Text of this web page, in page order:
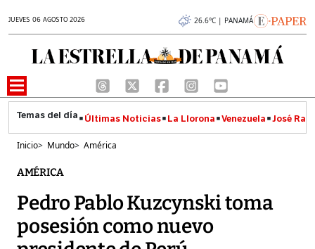
JUEVES 06 AGOSTO 2026 26.6°C | PANAMÁ
Últimas Noticias La Llorona Venezuela José
Inicio> Mundo> América
AMÉRICA
Pedro Pablo Kuzcynski toma
posesión como nuevo